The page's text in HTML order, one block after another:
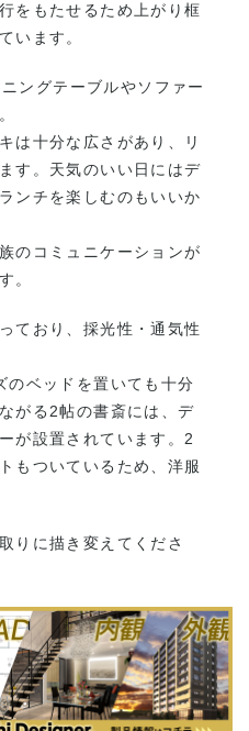
をもたせるため上がり框
います。
ングテーブルやソファー
は十分な広さがあり、リ
す。天気のいい日にはデ
ンチを楽しむのもいいか
のコミュニケーションが
。
ており、採光性・通気性
のベッドを置いても十分
がる2帖の書斎には、デ
が設置されています。2
もついているため、洋服
りに描き変えてくださ